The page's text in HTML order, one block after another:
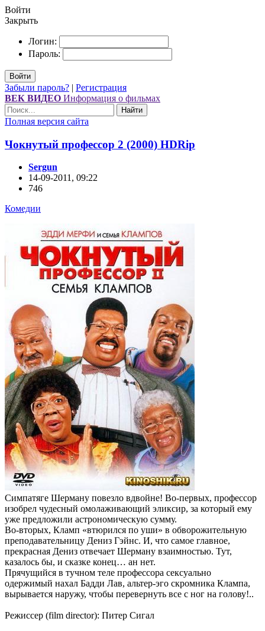
Войти
Закрыть
Логин:
Пароль:
Войти
Забыли пароль? | Регистрация
ВЕК ВИДЕО Информация о фильмах
Найти
Полная версия сайта
Чокнутый профессор 2 (2000) НDRір
Sergun
14-09-2011, 09:22
746
Комедии
Симпатяге Шерману повезло вдвойне! Во-первых, профессор
изобрел чудесный омолаживающий эликсир, за который ему
уже предложили астрономическую сумму.
Во-вторых, Кламп «втюрился по уши» в обворожительную
преподавательницу Дениз Гэйнс. И, что самое главное,
прекрасная Дениз отвечает Шерману взаимностью. Тут,
казалось бы, и сказке конец… ан нет.
Прячущийся в тучном теле профессора сексуально
одержимый нахал Бадди Лав, альтер-эго скромника Клампа,
вырывается наружу, чтобы перевернуть все с ног на голову!..
Режиссер (film director): Питер Сигал